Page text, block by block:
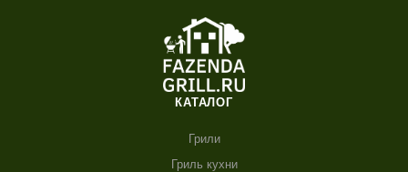
КАТАЛОГ
Грили
Гриль кухни